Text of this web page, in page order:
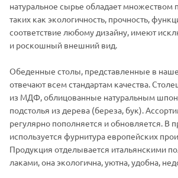
натуральное сырье обладает множеством
таких как экологичность, прочность,
соответствие любому дизайну, имеют
и роскошный внешний вид.
Обеденные столы, представленные в
отвечают всем стандартам качества.
из МДФ, облицованные натуральным
подстолья из дерева (береза, бук).
регулярно пополняется и обновляется. В
используется фурнитура европейских
Продукция отделывается итальянскими
лаками, она экологична, уютна, удобна,